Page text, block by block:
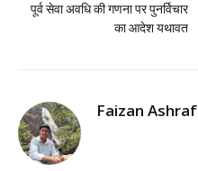
पूर्व सेवा अवधि की गणना पर पुनर्विचार
का आदेश यथावत
Faizan Ashraf